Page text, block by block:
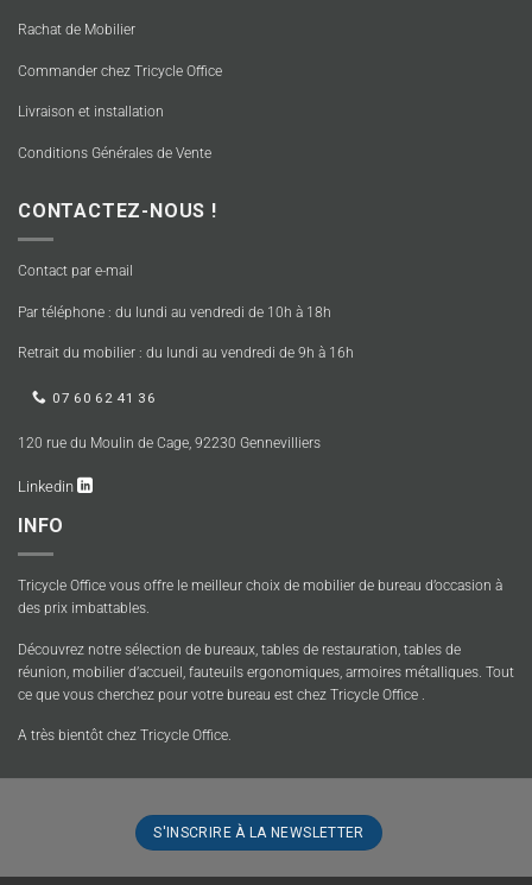
Rachat de Mobilier
Commander chez Tricycle Office
Livraison et installation
Conditions Générales de Vente
CONTACTEZ-NOUS !
Contact par e-mail
Par téléphone : du lundi au vendredi de 10h à 18h
Retrait du mobilier : du lundi au vendredi de 9h à 16h
07 60 62 41 36
120 rue du Moulin de Cage, 92230 Gennevilliers
Linkedin
INFO
Tricycle Office vous offre le meilleur choix de mobilier de bureau d’occasion à
des prix imbattables.
Découvrez notre sélection de bureaux, tables de restauration, tables de
réunion, mobilier d’accueil, fauteuils ergonomiques, armoires métalliques. Tout
ce que vous cherchez pour votre bureau est chez Tricycle Office .
A très bientôt chez Tricycle Office.
S'INSCRIRE À LA NEWSLETTER